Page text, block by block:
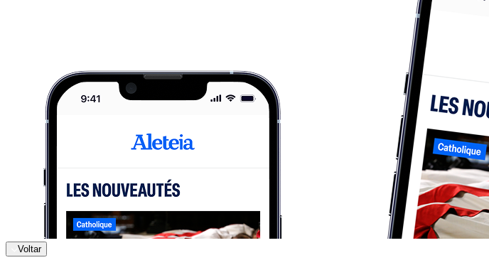
Voltar